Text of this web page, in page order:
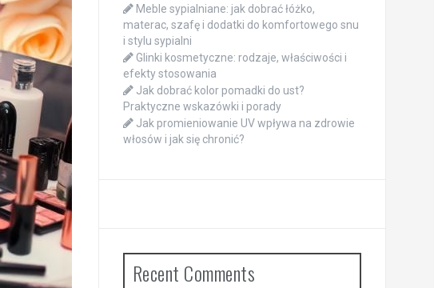
Meble sypialniane: jak dobrać łóżko,
materac, szafę i dodatki do komfortowego snu
i stylu sypialni
Glinki kosmetyczne: rodzaje, właściwości i
efekty stosowania
Jak dobrać kolor pomadki do ust?
Praktyczne wskazówki i porady
Jak promieniowanie UV wpływa na zdrowie
włosów i jak się chronić?
Recent Comments